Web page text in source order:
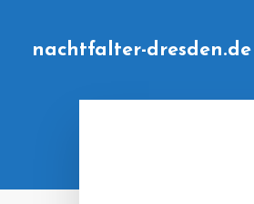
nachtfalter-dresden.de